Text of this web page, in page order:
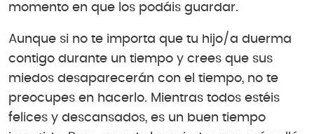
momento en que los podáis guardar.
Aunque si no te importa que tu hijo/a duerma
contigo durante un tiempo y crees que sus
miedos desaparecerán con el tiempo, no te
preocupes en hacerlo. Mientras todos estéis
felices y descansados, es un buen tiempo